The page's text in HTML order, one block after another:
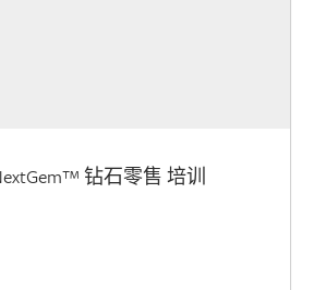
钻石零售 培训